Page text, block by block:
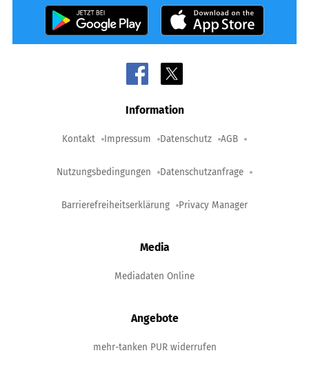
Information
Kontakt Impressum Datenschutz AGB
Nutzungsbedingungen Datenschutzanfrage
Barrierefreiheitserklärung Privacy Manager
Media
Mediadaten Online
Angebote
mehr-tanken PUR widerrufen